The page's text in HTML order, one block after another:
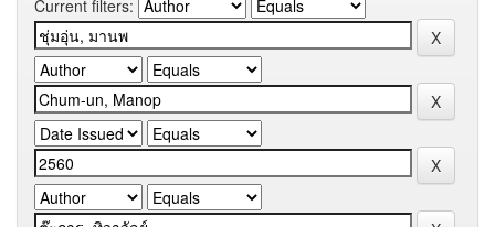
Current filters: